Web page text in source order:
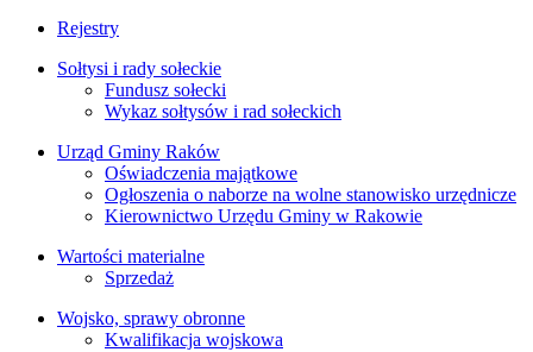
Rejestry
Sołtysi i rady sołeckie
Fundusz sołecki
Wykaz sołtysów i rad sołeckich
Urząd Gminy Raków
Oświadczenia majątkowe
Ogłoszenia o naborze na wolne stanowisko urzędnicze
Kierownictwo Urzędu Gminy w Rakowie
Wartości materialne
Sprzedaż
Wojsko, sprawy obronne
Kwalifikacja wojskowa